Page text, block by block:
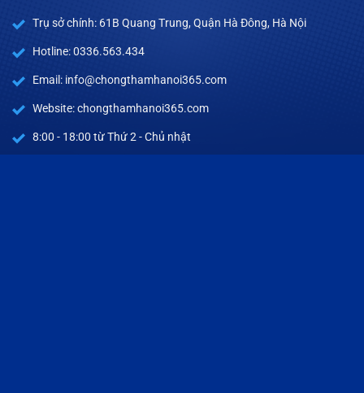
Trụ sở chính: 61B Quang Trung, Quận Hà Đông, Hà Nội
Hotline: 0336.563.434
Email: info@chongthamhanoi365.com
Website: chongthamhanoi365.com
8:00 - 18:00 từ Thứ 2 - Chủ nhật